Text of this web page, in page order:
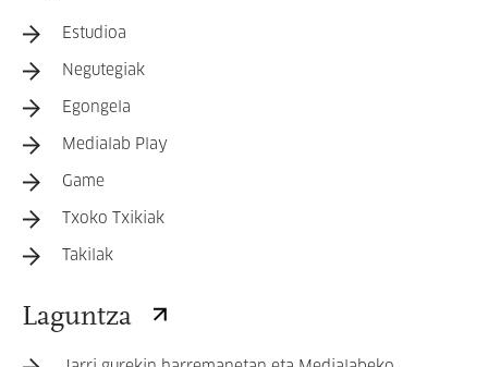
Estudioa
Negutegiak
Egongela
Medialab Play
Game
Txoko Txikiak
Takilak
Laguntza